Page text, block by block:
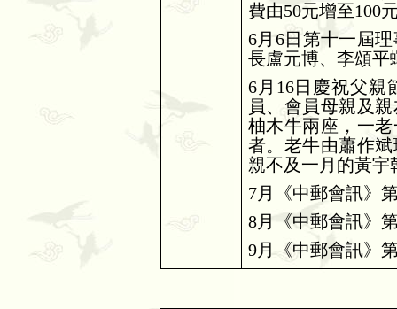
費由50元增至100
6月6日第十一屆
長盧元博、李頌平
6月 16日慶祝父親
員、會員母親及
柚木牛兩座，一
者。老牛由蕭作
親不及一月的黃宇
7月《中郵會訊》
8月《中郵會訊》
9月《中郵會訊》